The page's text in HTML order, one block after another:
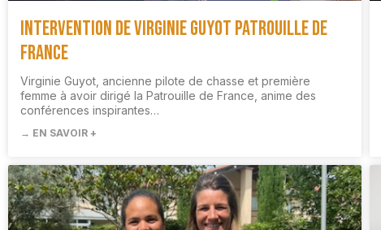
Intervention de Virginie Guyot Patrouille de
France
Virginie Guyot, ancienne pilote de chasse et première
femme à avoir dirigé la Patrouille de France, anime des
conférences inspirantes…
→ EN SAVOIR +